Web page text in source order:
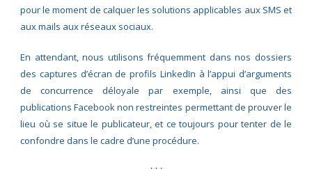
pour le moment de calquer les solutions applicables aux SMS et
aux mails aux réseaux sociaux.
En attendant, nous utilisons fréquemment dans nos dossiers
des captures d’écran de profils LinkedIn à l’appui d’arguments
de concurrence déloyale par exemple, ainsi que des
publications Facebook non restreintes permettant de prouver le
lieu où se situe le publicateur, et ce toujours pour tenter de le
confondre dans le cadre d’une procédure.